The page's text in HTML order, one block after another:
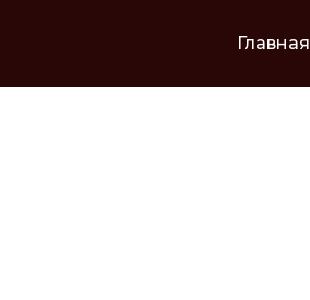
Главная